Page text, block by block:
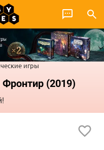
игры
(2019)